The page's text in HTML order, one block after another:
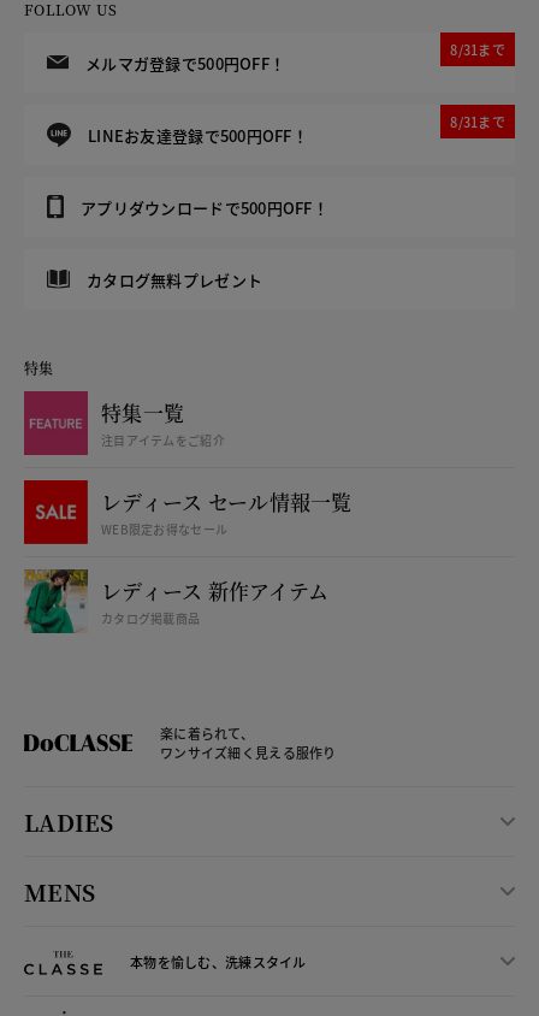
FOLLOW US
メルマガ登録で500円OFF！
8/31まで
LINEお友達登録で500円OFF！
8/31まで
アプリダウンロードで500円OFF！
カタログ無料プレゼント
特集
特集一覧
注目アイテムをご紹介
レディース セール情報一覧
WEB限定お得なセール
レディース 新作アイテム
カタログ掲載商品
楽に着られて、
ワンサイズ細く見える服作り
LADIES
MENS
本物を愉しむ、洗練スタイル